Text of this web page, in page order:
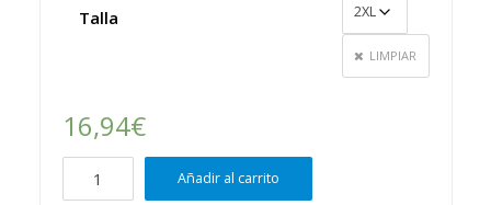
Talla
LIMPIAR
16,94€
bordado
Añadir al carrito